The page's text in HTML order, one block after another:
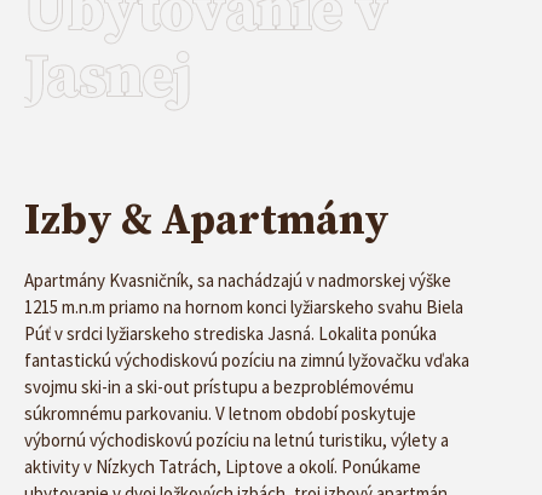
lokalita
Jasnej
Izby & Apartmány
Apartmány Kvasničník, sa nachádzajú v nadmorskej výške
1215 m.n.m priamo na hornom konci lyžiarskeho svahu Biela
Púť v srdci lyžiarskeho strediska Jasná. Lokalita ponúka
fantastickú východiskovú pozíciu na zimnú lyžovačku vďaka
svojmu ski-in a ski-out prístupu a bezproblémovému
súkromnému parkovaniu. V letnom období poskytuje
výbornú východiskovú pozíciu na letnú turistiku, výlety a
aktivity v Nízkych Tatrách, Liptove a okolí. Ponúkame